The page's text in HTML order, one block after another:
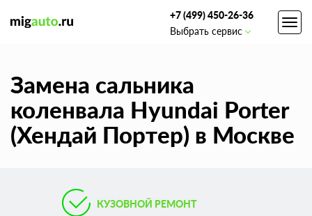
+7 (499) 450-26-36
Выбрать сервис
Замена сальника
коленвала Hyundai Porter
(Хендай Портер) в Москве
КУЗОВНОЙ РЕМОНТ